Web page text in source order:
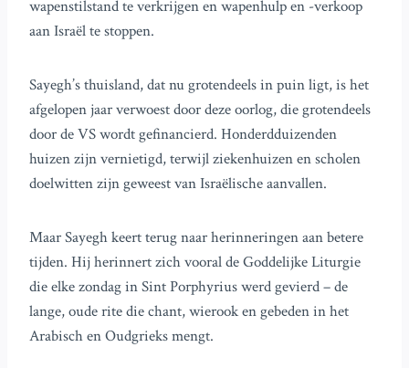
wapenstilstand te verkrijgen en wapenhulp en -verkoop
aan Israël te stoppen.
Sayegh’s thuisland, dat nu grotendeels in puin ligt, is het
afgelopen jaar verwoest door deze oorlog, die grotendeels
door de VS wordt gefinancierd. Honderdduizenden
huizen zijn vernietigd, terwijl ziekenhuizen en scholen
doelwitten zijn geweest van Israëlische aanvallen.
Maar Sayegh keert terug naar herinneringen aan betere
tijden. Hij herinnert zich vooral de Goddelijke Liturgie
die elke zondag in Sint Porphyrius werd gevierd – de
lange, oude rite die chant, wierook en gebeden in het
Arabisch en Oudgrieks mengt.